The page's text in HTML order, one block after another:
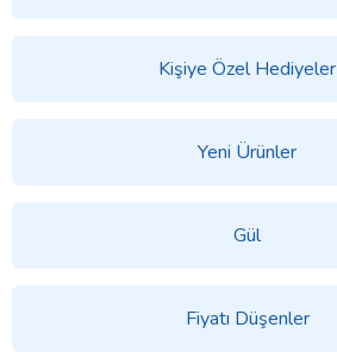
Kişiye Özel Hediyeler
Yeni Ürünler
Gül
Fiyatı Düşenler